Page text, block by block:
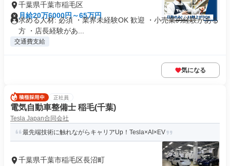
千葉県千葉市稲毛区
月給20万6000円～65万円
求める人材: 必須 ・業界未経験OK 歓迎 ・小売業の経験がある
方 ・店長経験があ...
交通費支給
気になる
正社員
電気自動車整備士 稲毛(千葉)
Tesla Japan合同会社
最先端技術に触れながらキャリアUp！Tesla×AI×EV
千葉県千葉市稲毛区長沼町